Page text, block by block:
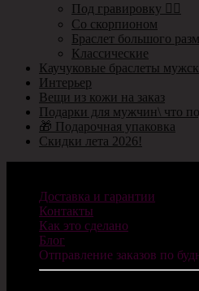
Под гравировку ✍🏻
Со скорпионом
Браслет большого
Классические
Каучуковые браслеты
Интерьер
Вещи из кожи на заказ
Подарки для мужчин\ что
🎁 Подарочная упаковка
Скидки лета 2026!
Доставка и гарантии
Контакты
Как это сделано
Блог
Отправление заказов по